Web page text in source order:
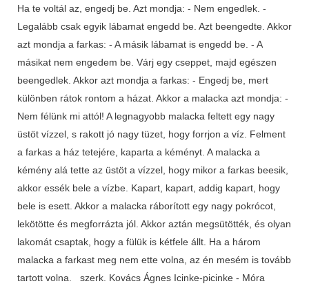
Ha te voltál az, engedj be. Azt mondja: - Nem engedlek. -
Legalább csak egyik lábamat engedd be. Azt beengedte. Akkor
azt mondja a farkas: - A másik lábamat is engedd be. - A
másikat nem engedem be. Várj egy cseppet, majd egészen
beengedlek. Akkor azt mondja a farkas: - Engedj be, mert
különben rátok rontom a házat. Akkor a malacka azt mondja: -
Nem félünk mi attól! A legnagyobb malacka feltett egy nagy
üstöt vízzel, s rakott jó nagy tüzet, hogy forrjon a víz. Felment
a farkas a ház tetejére, kaparta a kéményt. A malacka a
kémény alá tette az üstöt a vízzel, hogy mikor a farkas beesik,
akkor essék bele a vízbe. Kapart, kapart, addig kapart, hogy
bele is esett. Akkor a malacka ráborított egy nagy pokrócot,
lekötötte és megforrázta jól. Akkor aztán megsütötték, és olyan
lakomát csaptak, hogy a fülük is kétfele állt. Ha a három
malacka a farkast meg nem ette volna, az én mesém is tovább
tartott volna. szerk. Kovács Ágnes Icinke-picinke - Móra